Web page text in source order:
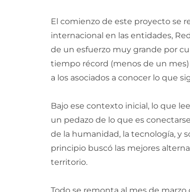
El comienzo de este proyecto se
internacional en las entidades,
de un esfuerzo muy grande por
tiempo récord (menos de un
a los asociados a conocer lo que
Bajo ese contexto inicial, lo que
un pedazo de lo que es
de la humanidad, la tecnología, y
principio buscó las mejores
territorio.